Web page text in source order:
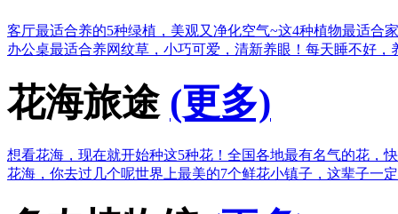
客厅最适合养的5种绿植，美观又净化空气~这4种植物最适合
办公桌最适合养网纹草，小巧可爱，清新养眼！ 每天睡不好，
花海旅途 (更多)
想看花海，现在就开始种这5种花！ 全国各地最有名气的花，
花海，你去过几个呢世界上最美的7个鲜花小镇子，这辈子一